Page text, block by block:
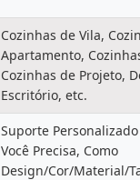
Cozinhas de Vila,
Apartamento,
Cozinhas de Projeto,
Escritório, etc.
Suporte
Você Precisa, Como
Design/Cor/Material/